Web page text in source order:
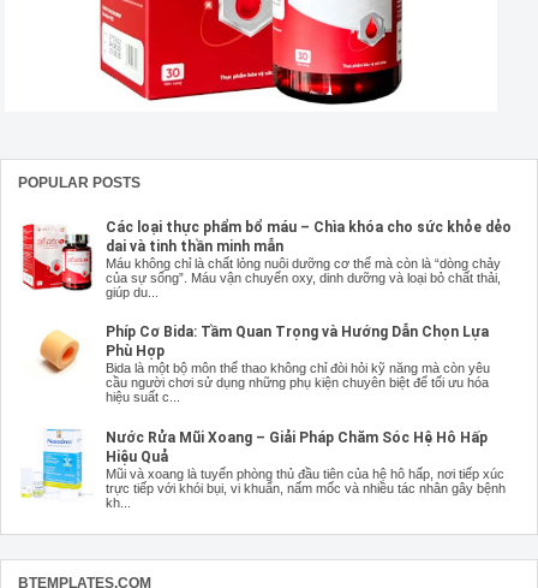
POPULAR POSTS
Các loại thực phẩm bổ máu – Chìa khóa cho sức khỏe dẻo
dai và tinh thần minh mẫn
Máu không chỉ là chất lỏng nuôi dưỡng cơ thể mà còn là “dòng chảy
của sự sống”. Máu vận chuyển oxy, dinh dưỡng và loại bỏ chất thải,
giúp du...
Phíp Cơ Bida: Tầm Quan Trọng và Hướng Dẫn Chọn Lựa
Phù Hợp
Bida là một bộ môn thể thao không chỉ đòi hỏi kỹ năng mà còn yêu
cầu người chơi sử dụng những phụ kiện chuyên biệt để tối ưu hóa
hiệu suất c...
Nước Rửa Mũi Xoang – Giải Pháp Chăm Sóc Hệ Hô Hấp
Hiệu Quả
Mũi và xoang là tuyến phòng thủ đầu tiên của hệ hô hấp, nơi tiếp xúc
trực tiếp với khói bụi, vi khuẩn, nấm mốc và nhiều tác nhân gây bệnh
kh...
BTEMPLATES.COM